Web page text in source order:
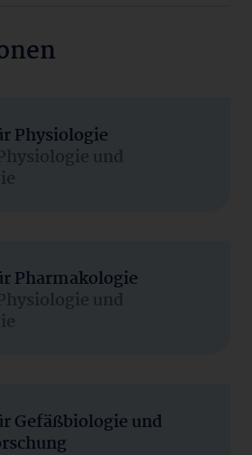
Physiologie
und
Pharmakologie
und
Gefäßbiologie und